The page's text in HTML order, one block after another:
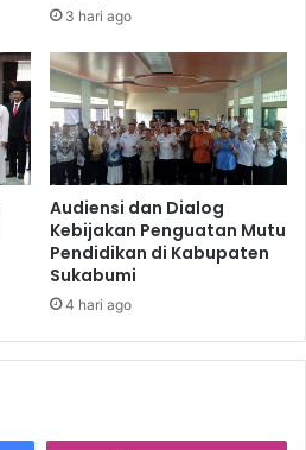
3 hari ago
Audiensi dan Dialog
Kebijakan Penguatan Mutu
Pendidikan di Kabupaten
Sukabumi
4 hari ago